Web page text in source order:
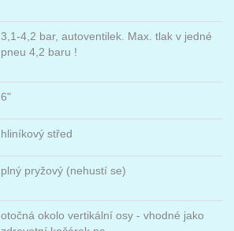
3,1-4,2 bar, autoventilek. Max. tlak v jedné
pneu 4,2 baru !
6"
hliníkový střed
plný pryžový (nehustí se)
otočná okolo vertikální osy - vhodné jako